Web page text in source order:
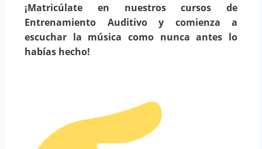
¡Matricúlate en nuestros cursos de
Entrenamiento Auditivo y comienza a
escuchar la música como nunca antes lo
habías hecho!